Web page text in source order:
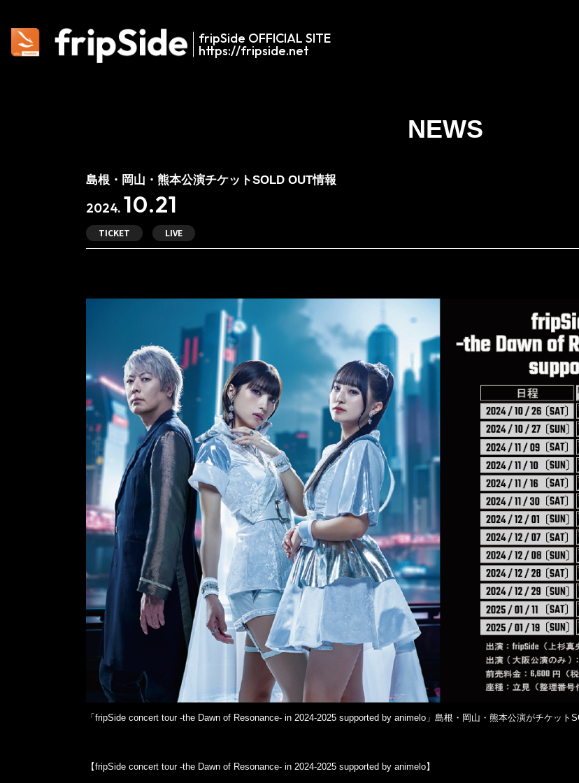
fripSide OFFICIAL SITE
https://fripside.net
NEWS
島根・岡山・熊本公演チケットSOLD OUT情報
2024. 10.21
TICKET LIVE
「fripSide concert tour -the Dawn of Resonance- in 2024-2025 supported by animelo」島根・岡山・熊本公演がチケット
【fripSide concert tour -the Dawn of Resonance- in 2024-2025 supported by animelo】